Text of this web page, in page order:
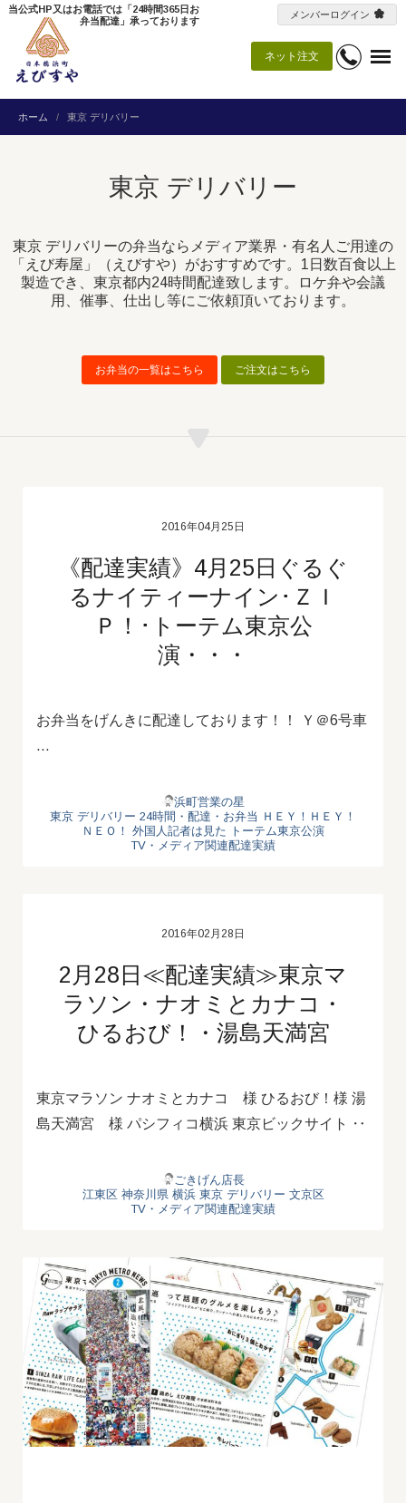
ネット注文
当公式HP又はお電話では「24時間365日お
弁当配達」承っております
メンバーログイン
ホーム 東京 デリバリー
東京 デリバリー
東京 デリバリーの弁当ならメディア業界・有名人ご用達の
「えび寿屋」（えびすや）がおすすめです。1日数百食以上
製造でき、東京都内24時間配達致します。ロケ弁や会議
用、催事、仕出し等にご依頼頂いております。
お弁当の一覧はこちら ご注文はこちら
2016年04月25日
《配達実績》4月25日ぐるぐ
るナイティーナイン･ＺＩ
Ｐ！･トーテム東京公
演・・・
お弁当をげんきに配達しております！！ Ｙ＠6号車
…
浜町営業の星
東京 デリバリー 24時間・配達・お弁当 ＨＥＹ！ＨＥＹ！
ＮＥＯ！ 外国人記者は見た トーテム東京公演
TV・メディア関連配達実績
2016年02月28日
2月28日≪配達実績≫東京マ
ラソン・ナオミとカナコ・
ひるおび！・湯島天満宮
東京マラソン ナオミとカナコ 様 ひるおび！様 湯
島天満宮 様 パシフィコ横浜 東京ビックサイト ‥
ごきげん店長
江東区 神奈川県 横浜 東京 デリバリー 文京区
TV・メディア関連配達実績